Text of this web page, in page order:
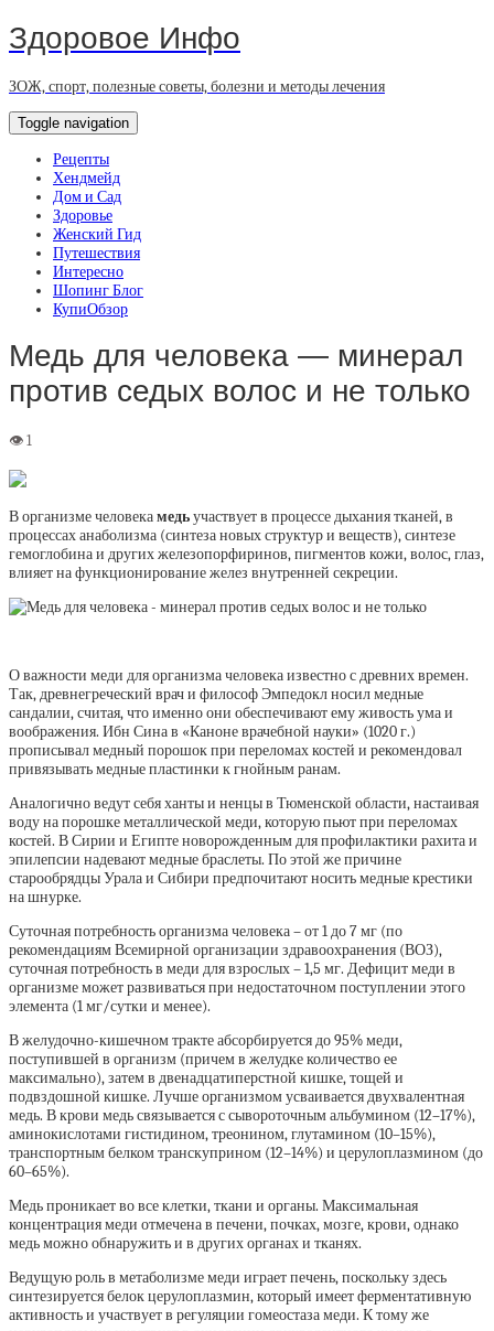
Здоровое Инфо
ЗОЖ, спорт, полезные советы, болезни и методы лечения
Toggle navigation
Рецепты
Хендмейд
Дом и Сад
Здоровье
Женский Гид
Путешествия
Интересно
Шопинг Блог
КупиОбзор
Медь для человека — минерал
против седых волос и не только
В организме человекамедьучаствует в процессе дыхания тканей, в
процессах анаболизма (синтеза новых структур и веществ), синтезе
гемоглобина и других железопорфиринов, пигментов кожи, волос, глаз,
влияет на функционирование желез внутренней секреции.
О важности меди для организма человека известно с древних времен.
Так, древнегреческий врач и философ Эмпедокл носил медные
сандалии, считая, что именно они обеспечивают ему живость ума и
воображения. Ибн Сина в «Каноне врачебной науки» (1020 г.)
прописывал медный порошок при переломах костей и рекомендовал
привязывать медные пластинки к гнойным ранам.
Аналогично ведут себя ханты и ненцы в Тюменской области, настаивая
воду на порошке металлической меди, которую пьют при переломах
костей. В Сирии и Египте новорожденным для профилактики рахита и
эпилепсии надевают медные браслеты. По этой же причине
старообрядцы Урала и Сибири предпочитают носить медные крестики
на шнурке.
Суточная потребность организма человека – от 1 до 7 мг (по
рекомендациям Всемирной организации здравоохранения (ВОЗ),
суточная потребность в меди для взрослых – 1,5 мг. Дефицит меди в
организме может развиваться при недостаточном поступлении этого
элемента (1 мг/сутки и менее).
В желудочно-кишечном тракте абсорбируется до 95% меди,
поступившей в организм (причем в желудке количество ее
максимально), затем в двенадцатиперстной кишке, тощей и
подвздошной кишке. Лучше организмом усваивается двухвалентная
медь. В крови медь связывается с сывороточным альбумином (12–17%),
аминокислотами гистидином, треонином, глутамином (10–15%),
транспортным белком транскуприном (12–14%) и церулоплазмином (до
60–65%).
Медь проникает во все клетки, ткани и органы. Максимальная
концентрация меди отмечена в печени, почках, мозге, крови, однако
медь можно обнаружить и в других органах и тканях.
Ведущую роль в метаболизме меди играет печень, поскольку здесь
синтезируется белок церулоплазмин, который имеет ферментативную
активность и участвует в регуляции гомеостаза меди. К тому же